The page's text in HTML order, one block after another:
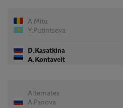
A.Mitu
Y.Putintseva
D.Kasatkina
A.Kontaveit
Alternates
A.Panova